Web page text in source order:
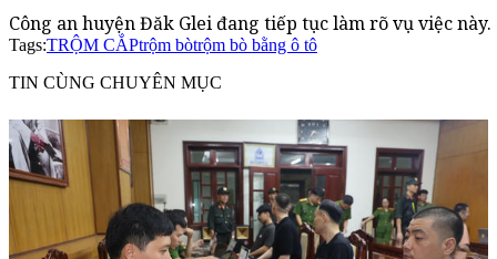
Công an huyện Đăk Glei đang tiếp tục làm rõ vụ việc này.
Tags:TRỘM CẮPtrộm bòtrộm bò bằng ô tô
TIN CÙNG CHUYÊN MỤC